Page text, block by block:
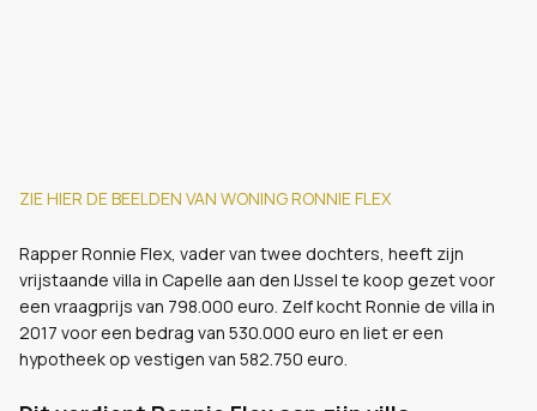
ZIE HIER DE BEELDEN VAN WONING RONNIE FLEX
Rapper Ronnie Flex, vader van twee dochters, heeft zijn
vrijstaande villa in Capelle aan den IJssel te koop gezet voor
een vraagprijs van 798.000 euro. Zelf kocht Ronnie de villa in
2017 voor een bedrag van 530.000 euro en liet er een
hypotheek op vestigen van 582.750 euro.